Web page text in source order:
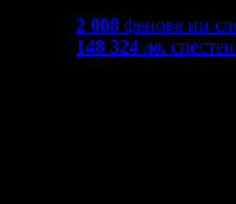
2 008 фенове ни
148 324лв.